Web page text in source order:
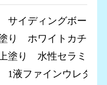
イディングボード
り ホワイトカチオ
塗り 水性セラミシ
液ファインウレタン